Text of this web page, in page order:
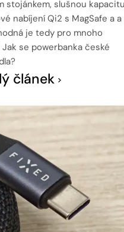
stojánkem, slušnou
nabíjení Qi2 s MagSafe a a
je tedy pro mnoho
se powerbanka české
článek